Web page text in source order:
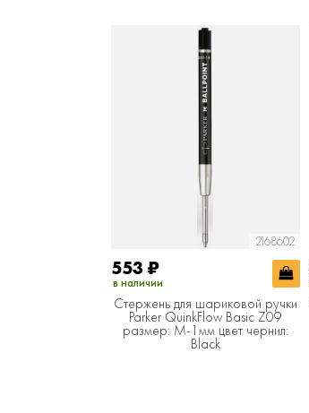
2168602
553 ₽
в наличии
Стержень для шариковой ручки
Parker QuinkFlow Basic Z09
размер: M-1мм цвет чернил:
Black